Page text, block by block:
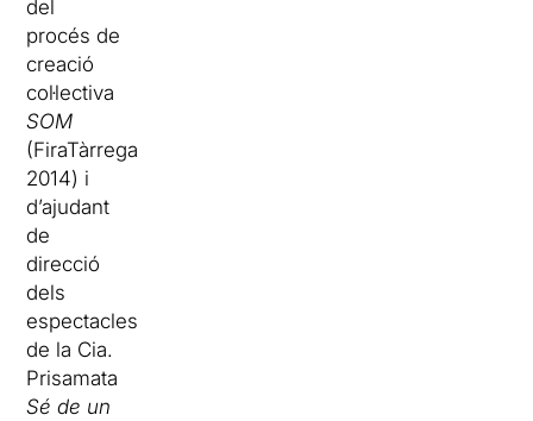
del
procés de
creació
col·lectiva
SOM
(FiraTàrrega
2014) i
d’ajudant
de
direcció
dels
espectacles
de la Cia.
Prisamata
Sé de un